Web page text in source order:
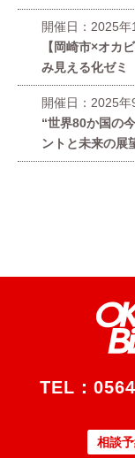
開催日：2025年
【岡崎市×オカ
み見える化ゼミ
開催日：2025年
“世界80か国の
ントと未来の展
TEL：
相談